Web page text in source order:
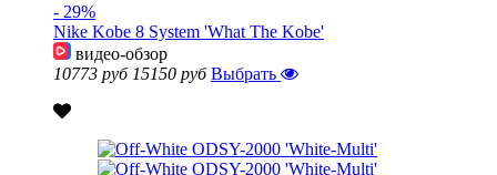
- 29%
Nike Kobe 8 System 'What The Kobe'
видео-обзор
10773 руб 15150 руб Выбрать